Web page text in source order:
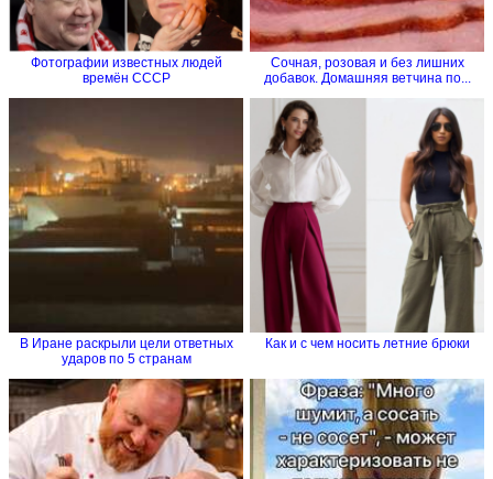
Фотографии известных людей
времён СССР
Сочная, розовая и без лишних
добавок. Домашняя ветчина по...
В Иране раскрыли цели ответных
ударов по 5 странам
Как и с чем носить летние брюки